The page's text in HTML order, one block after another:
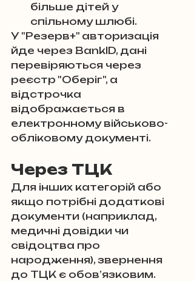
більше дітей у
спільному шлюбі.
У "Резерв+" авторизація
йде через BankID, дані
перевіряються через
реєстр "Оберіг", а
відстрочка
відображається в
електронному військово-
обліковому документі.
Через ТЦК
Для інших категорій або
якщо потрібні додаткові
документи (наприклад,
медичні довідки чи
свідоцтва про
народження), звернення
до ТЦК є обов’язковим.